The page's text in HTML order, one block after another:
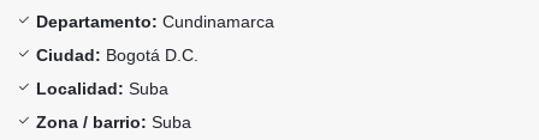
Departamento: Cundinamarca
Ciudad: Bogotá D.C.
Localidad: Suba
Zona / barrio: Suba